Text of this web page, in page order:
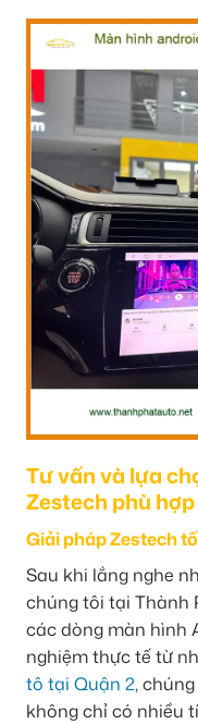
Tư vấn và lựa
Zestech phù hợp
Giải pháp Zestech
Sau khi lắng nghe
chúng tôi tại Thành
các dòng màn hình
nghiệm thực tế từ
tô tại Quận 2,
không chỉ có nhiều